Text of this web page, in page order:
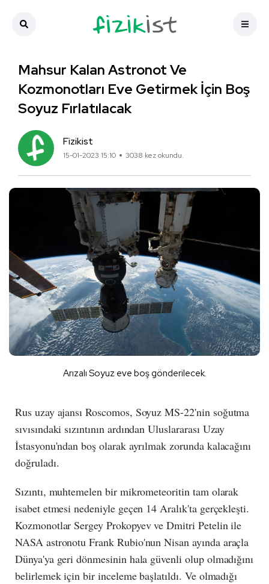
Mahsur Kalan Astronot Ve
Kozmonotları Eve Getirmek İçin Boş
Soyuz Fırlatılacak
Fizikist
15-01-2023 15:10 3038 kez okundu.
Arızalı Soyuz eve boş gönderilecek.
Rus uzay ajansı Roscomos, Soyuz MS-22'nin soğutma
sıvısındaki sızıntının ardından Uluslararası Uzay
İstasyonu'ndan boş olarak ayrılmak zorunda kalacağını
doğruladı.
Sızıntı, muhtemelen bir mikrometeoritin tam olarak
isabet etmesi nedeniyle geçen 14 Aralık'ta gerçekleşti.
Kozmonotlar Sergey Prokopyev ve Dmitri Petelin ile
NASA astronotu Frank Rubio'nun Nisan ayında araçla
Dünya'ya geri dönmesinin hala güvenli olup olmadığını
belirlemek için bir inceleme başlatıldı. Ve olmadığı